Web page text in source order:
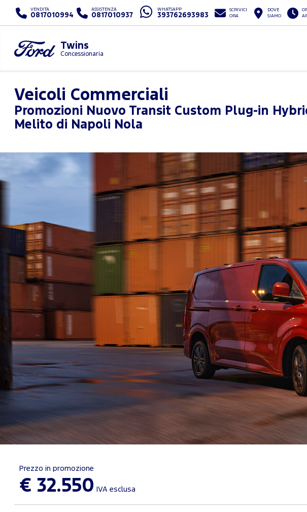
VENDITA
0817010994
ASSISTENZA
0817010937
WHATSAPP
393762693983
SCRIVICI
ORA
DOVE
SIAMO
Twins
Concessionaria
Veicoli Commerciali
Promozioni Nuovo Transit Custom Plug-in
Melito di Napoli Nola
Prezzo in promozione
€ 32.550 IVA esclusa